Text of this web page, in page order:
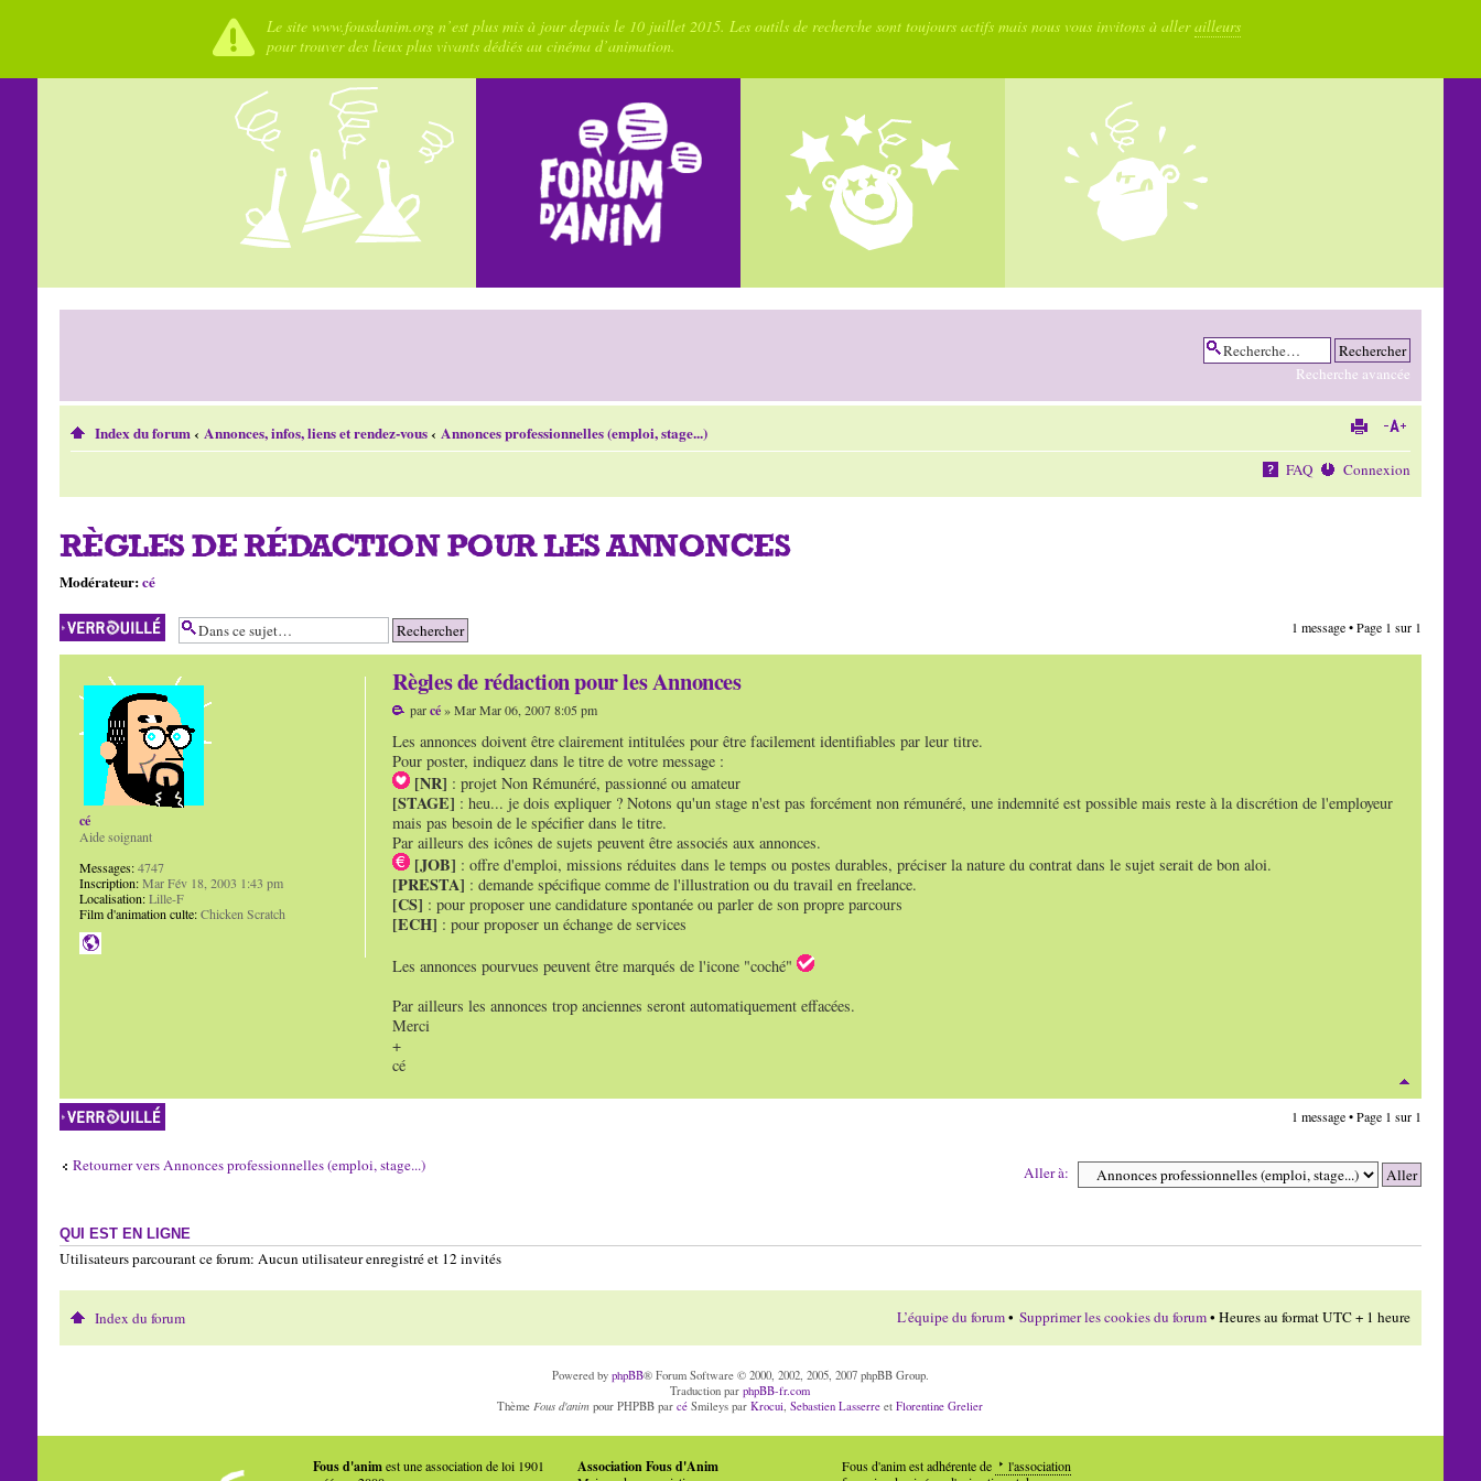
Le site www.fousdanim.org n’est plus mis à jour depuis le 10 juillet 2015. Les outils de recherche sont toujours actifs mais nous vous invitons à allerailleurs
pour trouver des lieux plus vivants dédiés au cinéma d’animation.
Recherche avancée
Index du forum‹ Annonces, infos, liens et rendez-vous‹ Annonces professionnelles (emploi, stage...)
FAQ Connexion
RÈGLES DE RÉDACTION POUR LES ANNONCES
Modérateur:cé
Sujet verrouillé 1 message • Page 1 sur 1
Règles de rédaction pour les Annonces
parcé» Mar Mar 06, 2007 8:05 pm
Les annonces doivent être clairement intitulées pour être facilement identifiables par leur titre.
Pour poster, indiquez dans le titre de votre message :
[NR] : projet Non Rémunéré, passionné ou amateur
[STAGE] : heu... je dois expliquer ? Notons qu'un stage n'est pas forcément non rémunéré, une indemnité est possible mais reste à la discrétion de l'employeur
mais pas besoin de le spécifier dans le titre.
Par ailleurs des icônes de sujets peuvent être associés aux annonces.
[JOB] : offre d'emploi, missions réduites dans le temps ou postes durables, préciser la nature du contrat dans le sujet serait de bon aloi.
[PRESTA] : demande spécifique comme de l'illustration ou du travail en freelance.
[CS] : pour proposer une candidature spontanée ou parler de son propre parcours
[ECH] : pour proposer un échange de services
Les annonces pourvues peuvent être marqués de l'icone "coché"
Par ailleurs les annonces trop anciennes seront automatiquement effacées.
Merci
+
cé
cé
Aide soignant
Messages:4747
Inscription:Mar Fév 18, 2003 1:43 pm
Localisation:Lille-F
Film d'animation culte:Chicken Scratch
Sujet verrouillé
1 message • Page 1 sur 1
Retourner vers Annonces professionnelles (emploi, stage...) Aller à:
QUI EST EN LIGNE
Utilisateurs parcourant ce forum: Aucun utilisateur enregistré et 12 invités
Index du forum L’équipe du forum• Supprimer les cookies du forum• Heures au format UTC + 1 heure
Powered by phpBB® Forum Software © 2000, 2002, 2005, 2007 phpBB Group.
Traduction parphpBB-fr.com
Thème Fous d'anim pour PHPBB parcé Smileys parKrocui ,Sebastien Lasserre etFlorentine Grelier
Fous d'animest une association de loi 1901
Association Fous d'Anim Fous d'anim est adhérente de
l'association